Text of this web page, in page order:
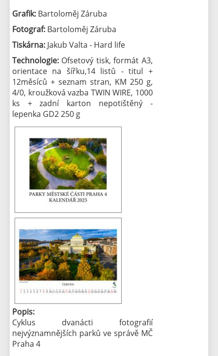
Grafik: Bartoloměj Záruba
Fotograf: Bartoloměj Záruba
Tiskárna: Jakub Valta - Hard life
Technologie: Ofsetový tisk, formát A3,
orientace na šířku,14 listů - titul +
12měsíců + seznam stran, KM 250 g,
4/0, kroužková vazba TWIN WIRE, 1000
ks + zadní karton nepotištěný -
lepenka GD2 250 g
Popis:
Cyklus dvanácti fotografií
nejvýznamnějších parků ve správě MČ
Praha 4